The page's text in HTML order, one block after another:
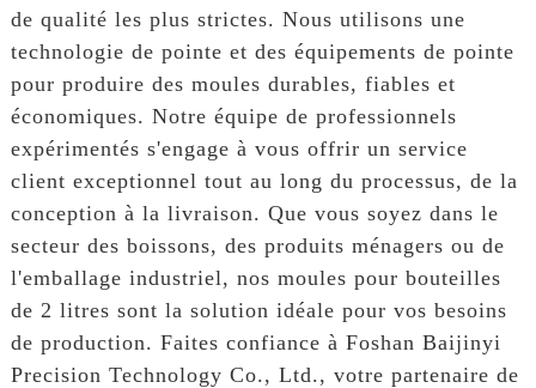
de qualité les plus strictes. Nous utilisons une
technologie de pointe et des équipements de pointe
pour produire des moules durables, fiables et
économiques. Notre équipe de professionnels
expérimentés s'engage à vous offrir un service
client exceptionnel tout au long du processus, de la
conception à la livraison. Que vous soyez dans le
secteur des boissons, des produits ménagers ou de
l'emballage industriel, nos moules pour bouteilles
de 2 litres sont la solution idéale pour vos besoins
de production. Faites confiance à Foshan Baijinyi
Precision Technology Co., Ltd., votre partenaire de